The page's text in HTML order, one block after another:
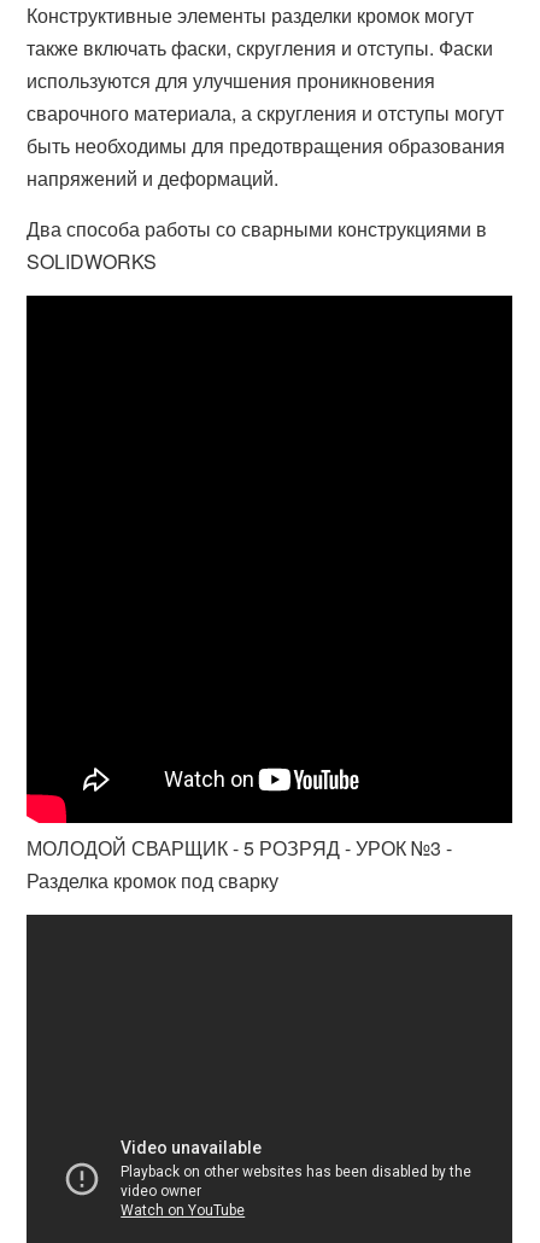
Конструктивные элементы разделки кромок могут
также включать фаски, скругления и отступы. Фаски
используются для улучшения проникновения
сварочного материала, а скругления и отступы могут
быть необходимы для предотвращения образования
напряжений и деформаций.
Два способа работы со сварными конструкциями в
SOLIDWORKS
МОЛОДОЙ СВАРЩИК - 5 РОЗРЯД - УРОК №3 -
Разделка кромок под сварку